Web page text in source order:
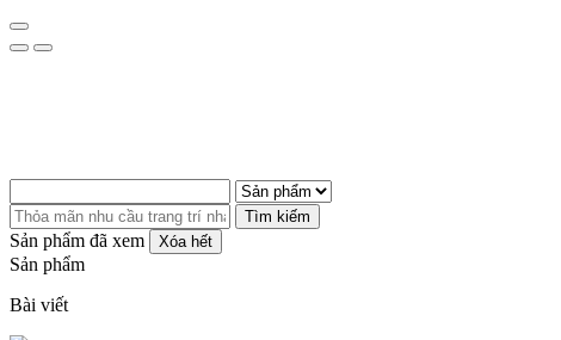
Tìm kiếm
Sản phẩm đã xem Xóa hết
Sản phẩm
Bài viết